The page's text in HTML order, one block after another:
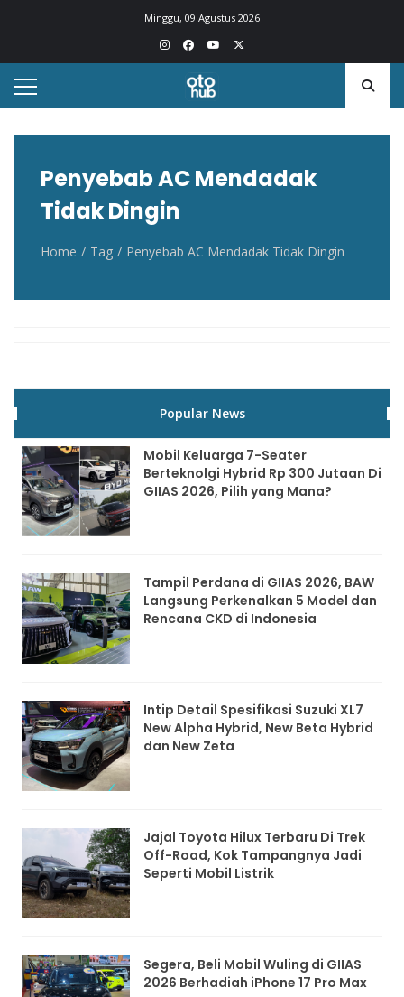
Minggu, 09 Agustus 2026
Otohub.co
Portal berita otomotif Indonesia terkini
Penyebab AC Mendadak
Tidak Dingin
Home Tag Penyebab AC Mendadak Tidak Dingin
Popular News
Mobil Keluarga 7-Seater
Berteknolgi Hybrid Rp 300 Jutaan Di
GIIAS 2026, Pilih yang Mana?
Tampil Perdana di GIIAS 2026, BAW
Langsung Perkenalkan 5 Model dan
Rencana CKD di Indonesia
Intip Detail Spesifikasi Suzuki XL7
New Alpha Hybrid, New Beta Hybrid
dan New Zeta
Jajal Toyota Hilux Terbaru Di Trek
Off-Road, Kok Tampangnya Jadi
Seperti Mobil Listrik
Segera, Beli Mobil Wuling di GIIAS
2026 Berhadiah iPhone 17 Pro Max